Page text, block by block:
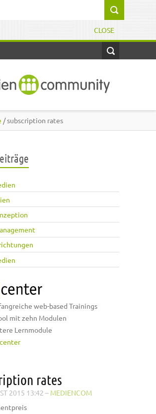
CLOSE
/ subscription rates
web-based Trainings
mit zehn Modulen
Lernmodule
rates
2015 13:42 – MEDIENCOM